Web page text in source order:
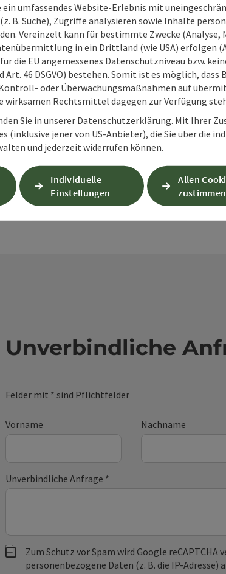
In der Nähe
Unverbindliche
Felder mit * sind Pflichtfelder
Vorname Nachname
Unverbindliche Anfrage *
Zum Schutz vor Spam wird Google reCAPTCHA
personenbezogene Daten (z. B. die IP-
umfassendes Website-Erlebnis mit
B. Suche), Zugriffe analysieren sowie Inhalte
Vereinzelt kann für bestimmte Zwecke (Analyse,
in ein Drittland (wie USA) erfolgen
die EU angemessenes Datenschutzniveau bzw.
46 DSGVO) bestehen. Somit ist es möglich, dass
Kontroll- oder Überwachungsmaßnahmen auf
wirksamen Rechtsmittel dagegen zur Verfügung
Sie in unserer Datenschutzerklärung. Mit Ihrer
(inklusive jener von US-Anbieter), die Sie über die
und jederzeit widerrufen können.
Individuelle
Einstellungen
Allen
zustimmen